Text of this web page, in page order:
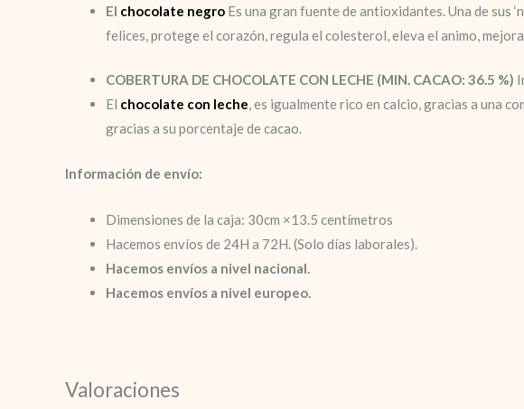
El chocolate negro Es una gran fuente de antioxidantes. Una de sus
felices, protege el corazón, regula el colesterol, eleva el animo,
COBERTURA DE CHOCOLATE CON LECHE (MIN. CACAO: 36.5 %)
El chocolate con leche, es igualmente rico en calcio, gracias a una
gracias a su porcentaje de cacao.
Información de envío:
Dimensiones de la caja: 30cm ×13.5 centímetros
Hacemos envíos de 24H a 72H. (Solo días laborales).
Hacemos envíos a nivel nacional.
Hacemos envíos a nivel europeo.
Valoraciones